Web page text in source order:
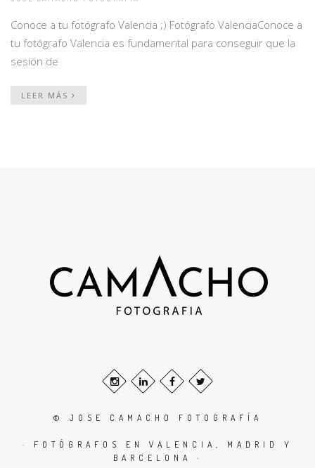
Conoce a tu fotógrafo Valencia ;) Fotógrafo ValenciaConoce a
tu fotógrafo Valencia es fundamental para conseguir que la
sesión de
LEER MÁS
© JOSE CAMACHO FOTOGRAFÍA
· FOTÓGRAFOS EN VALENCIA, MADRID Y
BARCELONA ·